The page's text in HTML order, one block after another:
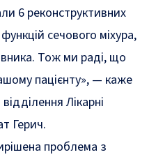
6 реконструктивних
сечового міхура,
Тож ми раді, що
пацієнту», — каже
Лікарні
Герич.
проблема з